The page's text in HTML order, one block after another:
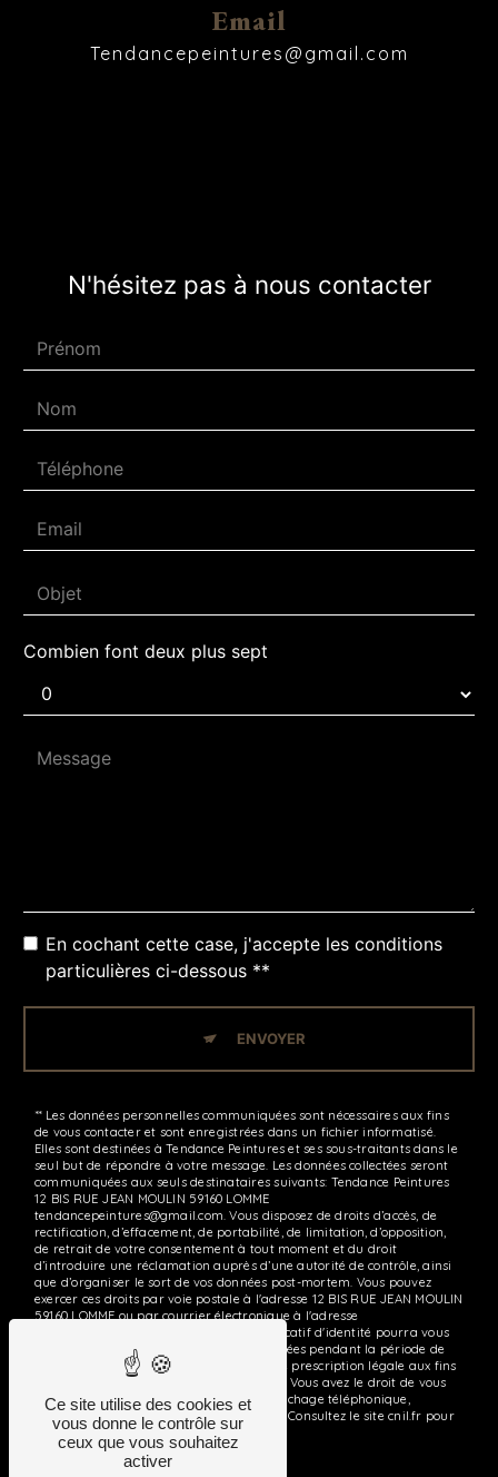
Email
tendancepeintures@gmail.com
N'hésitez pas à nous contacter
Combien font deux plus sept
En cochant cette case, j'accepte les conditions
particulières ci-dessous **
ENVOYER
** Les données personnelles communiquées sont nécessaires aux fins
de vous contacter et sont enregistrées dans un fichier informatisé.
Elles sont destinées à Tendance Peintures et ses sous-traitants dans le
seul but de répondre à votre message. Les données collectées seront
communiquées aux seuls destinataires suivants: Tendance Peintures
12 BIS RUE JEAN MOULIN 59160 LOMME
tendancepeintures@gmail.com. Vous disposez de droits d’accès, de
rectification, d’effacement, de portabilité, de limitation, d’opposition,
de retrait de votre consentement à tout moment et du droit
d’introduire une réclamation auprès d’une autorité de contrôle, ainsi
que d’organiser le sort de vos données post-mortem. Vous pouvez
exercer ces droits par voie postale à l'adresse 12 BIS RUE JEAN MOULIN
59160 LOMME ou par courrier électronique à l'adresse
tendancepeintures@gmail.com. Un justificatif d'identité pourra vous
être demandé. Nous conservons vos données pendant la période de
prise de contact puis pendant la durée de prescription légale aux fins
probatoires et de gestion des contentieux. Vous avez le droit de vous
inscrire sur la liste d'opposition au démarchage téléphonique,
disponible à cette adresse: Bloctel.gouv.fr
. Consultez le site cnil.fr pour
plus d’informations sur vos droits.
Ce site utilise des cookies et
vous donne le contrôle sur
ceux que vous souhaitez
activer